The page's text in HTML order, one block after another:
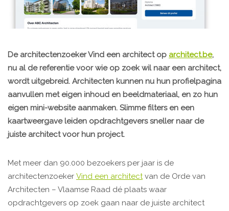
De architectenzoeker Vind een architect op architect.be,
nu al de referentie voor wie op zoek wil naar een architect,
wordt uitgebreid. Architecten kunnen nu hun profielpagina
aanvullen met eigen inhoud en beeldmateriaal, en zo hun
eigen mini-website aanmaken. Slimme filters en een
kaartweergave leiden opdrachtgevers sneller naar de
juiste architect voor hun project.
Met meer dan 90.000 bezoekers per jaar is de
architectenzoeker Vind een architectvan de Orde van
Architecten – Vlaamse Raad dé plaats waar
opdrachtgevers op zoek gaan naar de juiste architect